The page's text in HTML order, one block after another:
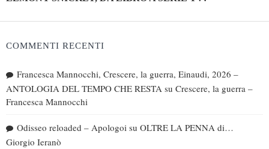
COMMENTI RECENTI
Francesca Mannocchi, Crescere, la guerra, Einaudi, 2026 –
ANTOLOGIA DEL TEMPO CHE RESTA su Crescere, la guerra –
Francesca Mannocchi
Odisseo reloaded – Apologoi su OLTRE LA PENNA di…
Giorgio Ieranò